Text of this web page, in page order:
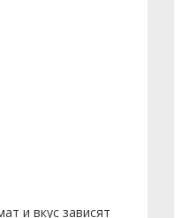
и вкус зависят